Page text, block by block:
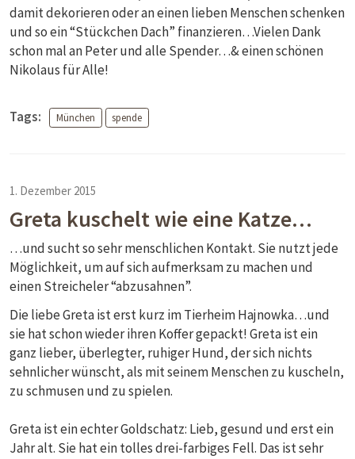
damit dekorieren oder an einen lieben Menschen schenken
und so ein “Stückchen Dach” finanzieren…Vielen Dank
schon mal an Peter und alle Spender…& einen schönen
Nikolaus für Alle!
Tags: München spende
1. Dezember 2015
Greta kuschelt wie eine Katze…
…und sucht so sehr menschlichen Kontakt. Sie nutzt jede
Möglichkeit, um auf sich aufmerksam zu machen und
einen Streicheler “abzusahnen”.
Die liebe Greta ist erst kurz im Tierheim Hajnowka…und
sie hat schon wieder ihren Koffer gepackt! Greta ist ein
ganz lieber, überlegter, ruhiger Hund, der sich nichts
sehnlicher wünscht, als mit seinem Menschen zu kuscheln,
zu schmusen und zu spielen.
Greta ist ein echter Goldschatz: Lieb, gesund und erst ein
Jahr alt. Sie hat ein tolles drei-farbiges Fell. Das ist sehr